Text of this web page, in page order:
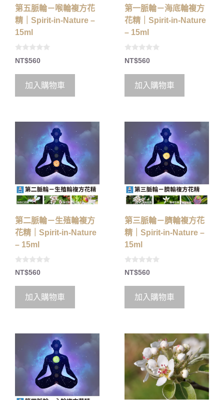
第五脈輪－喉輪複方花
精｜Spirit-in-Nature –
15ml
0
o
t
5
NT$560
加入購物車
第一脈輪－海底輪複方
花精｜Spirit-in-Nature
– 15ml
0
o
t
5
NT$560
加入購物車
第二脈輪－生殖輪複方
花精｜Spirit-in-Nature
– 15ml
0
o
5
NT$560
加入購物車
第三脈輪－臍輪複方花
精｜Spirit-in-Nature –
15ml
0
o
5
NT$560
加入購物車